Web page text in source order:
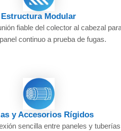
Estructura Modular
fiable del colector al cabezal
continuo a prueba de fugas.
y Accesorios Rígidos
sencilla entre paneles y tuberías